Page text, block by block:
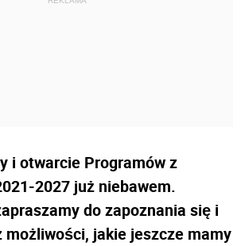
i otwarcie Programów z
2027 już niebawem.
do zapoznania się i
możliwości, jakie jeszcze mamy